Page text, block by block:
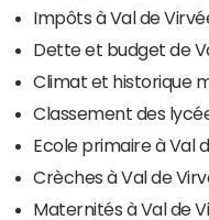
Impôts à Val de
Dette et budget de
Climat et historique
Classement des
Ecole primaire à Val
Crèches à Val de
Maternités à Val de